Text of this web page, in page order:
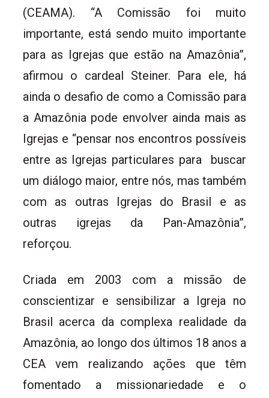
(CEAMA). “A Comissão foi muito
importante, está sendo muito importante
para as Igrejas que estão na Amazônia”,
afirmou o cardeal Steiner. Para ele, há
ainda o desafio de como a Comissão para
a Amazônia pode envolver ainda mais as
Igrejas e “pensar nos encontros possíveis
entre as Igrejas particulares para buscar
um diálogo maior, entre nós, mas também
com as outras Igrejas do Brasil e as
outras igrejas da Pan-Amazônia”,
reforçou.
Criada em 2003 com a missão de
conscientizar e sensibilizar a Igreja no
Brasil acerca da complexa realidade da
Amazônia, ao longo dos últimos 18 anos a
CEA vem realizando ações que têm
fomentado a missionariedade e o